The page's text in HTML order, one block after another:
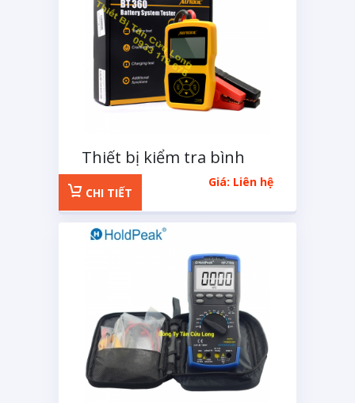
Thiết bị kiểm tra bình
acqui 12V
Giá: Liên hệ
CHI TIẾT